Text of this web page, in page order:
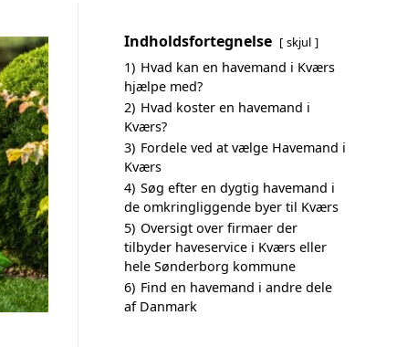
Indholdsfortegnelse skjul
1) Hvad kan en havemand i Kværs
hjælpe med?
2) Hvad koster en havemand i
Kværs?
3) Fordele ved at vælge Havemand i
Kværs
4) Søg efter en dygtig havemand i
de omkringliggende byer til Kværs
5) Oversigt over firmaer der
tilbyder haveservice i Kværs eller
hele Sønderborg kommune
6) Find en havemand i andre dele
af Danmark